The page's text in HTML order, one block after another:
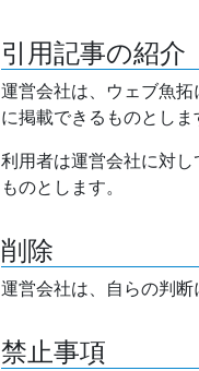
引用記事の紹介
運営会社は、ウェブ魚
に掲載できるものとしま
利用者は運営会社に対
ものとします。
削除
運営会社は、自らの判断
禁止事項